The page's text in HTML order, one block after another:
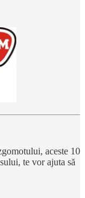
aceste 10
te vor ajuta să